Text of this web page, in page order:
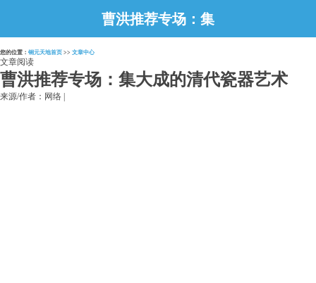
曹洪推荐专场：集
大成的清代瓷器艺
您的位置： 铜元天地首页 >> 文章中心
文章阅读
曹洪推荐专场：集大成的清代瓷器艺术
来源/作者：网络 |